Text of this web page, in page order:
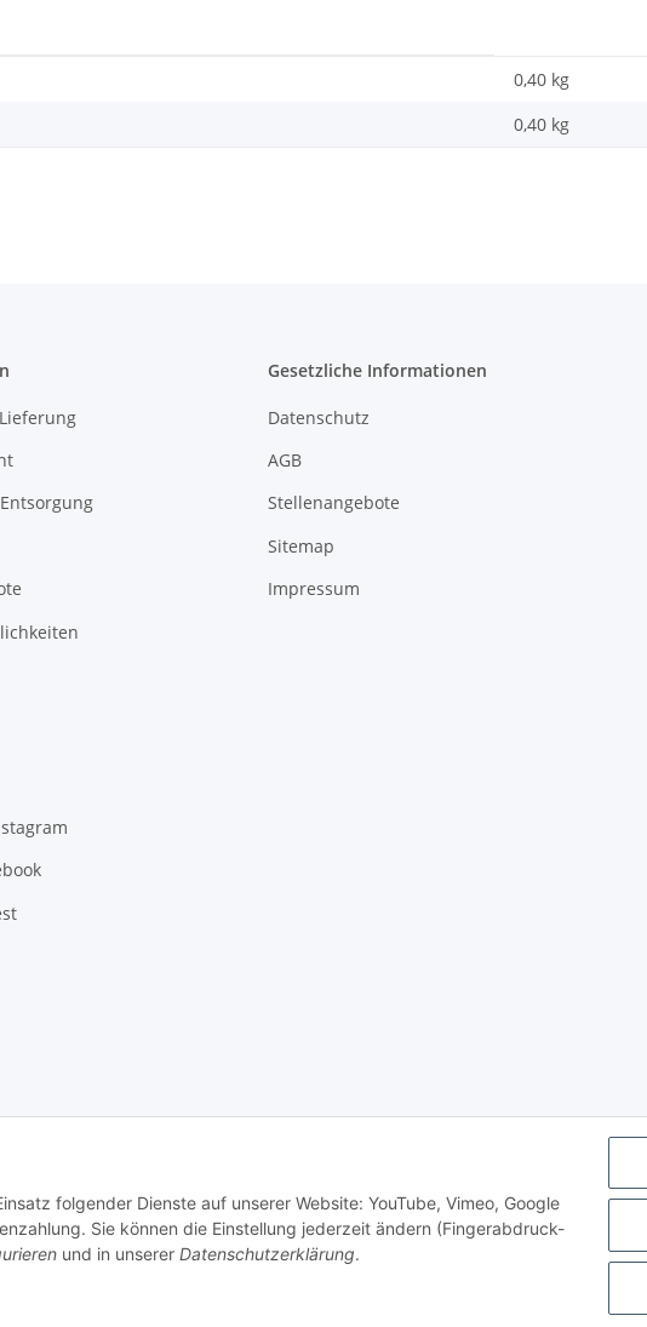
folgender Dienste auf unserer Website: YouTube, Vimeo, Google
Sie können die Einstellung jederzeit ändern (Fingerabdruck-
und in unserer Datenschutzerklärung.
0,40 kg
0,40 kg
Gesetzliche Informationen
Datenschutz
AGB
Stellenangebote
Sitemap
Impressum